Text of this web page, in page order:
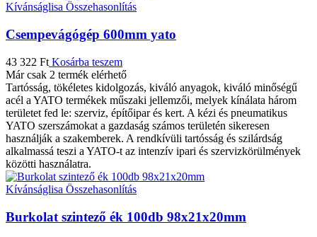
Kívánságlisa Összehasonlítás
Csempevágógép 600mm yato
43 322 Ft Kosárba teszem
Már csak 2 termék elérhető
Tartósság, tökéletes kidolgozás, kiváló anyagok, kiváló minőségű
acél a YATO termékek műszaki jellemzői, melyek kínálata három
területet fed le: szerviz, építőipar és kert. A kézi és pneumatikus
YATO szerszámokat a gazdaság számos területén sikeresen
használják a szakemberek. A rendkívüli tartósság és szilárdság
alkalmassá teszi a YATO-t az intenzív ipari és szervizkörülmények
közötti használatra.
Kívánságlisa Összehasonlítás
Burkolat szintező ék 100db 98x21x20mm